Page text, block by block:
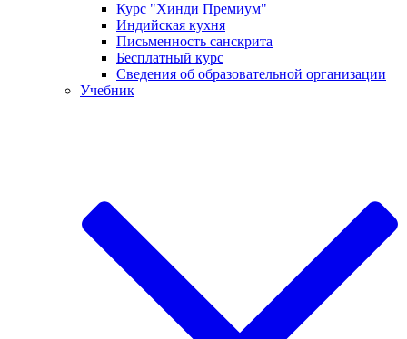
Курс "Хинди Премиум"
Индийская кухня
Письменность санскрита
Бесплатный курс
Сведения об образовательной организации
Учебник